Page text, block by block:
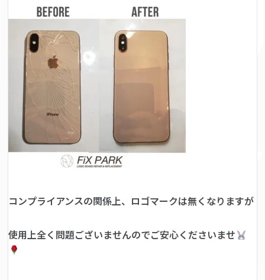
コンプライアンスの関係上、ロゴマークは無くなりますが
使用上全く問題ございませんのでご安心くださいませ